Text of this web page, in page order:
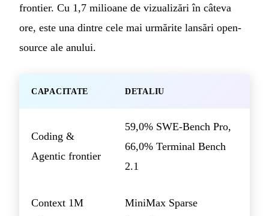
frontier. Cu 1,7 milioane de vizualizări în câteva
ore, este una dintre cele mai urmărite lansări open-
source ale anului.
CAPACITATE DETALIU
Coding &
Agentic frontier
59,0% SWE-Bench Pro,
66,0% Terminal Bench
2.1
Context 1M
MiniMax Sparse